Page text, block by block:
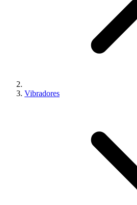
Vibradores